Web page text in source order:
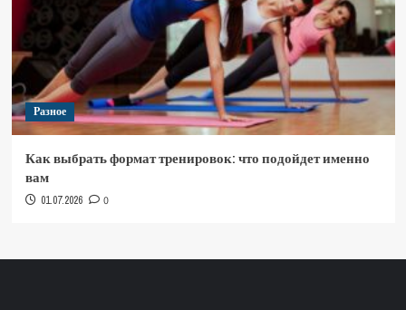
Разное
Как выбрать формат тренировок: что подойдет именно
вам
01.07.2026 0